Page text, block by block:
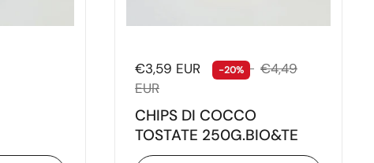
Prezzo di listino
€3,59 EUR -20% Prezzo di vendita
€4,49
EUR
CHIPS DI COCCO
TOSTATE 250G.BIO&TE